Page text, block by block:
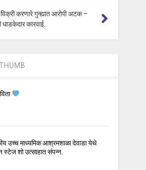
करणारे गुन्ह्यात आरोपी अटक –
धाडकेदार कारवाई.
उच्च माध्यमिक आश्रमशाळा देवाडा येथे
स्टेज शो उत्साहात संपन्न.